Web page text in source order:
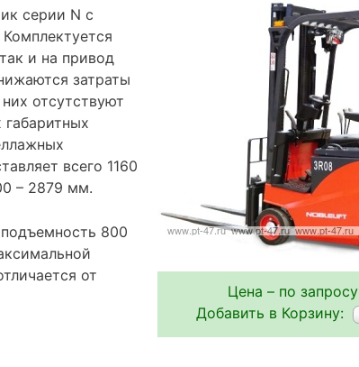
Цена – по запросу
Добавить в Корзину:
серии N с
и на привод
затраты
отсутствуют
всего 1160
– 2879 мм.
800
от